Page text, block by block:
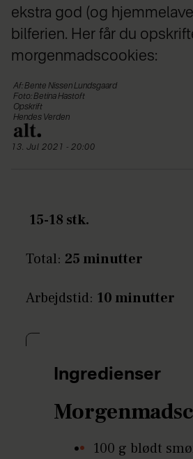
ekstra god (og
bilferien. Her får du
morgenmadscookies:
Af: Bente Nissen Lundsgaard
Foto: Betina Hastoft
Opskrift
Hendes Verden
13. Jul 2021 - 20:00
15-18 stk.
Total: 25 minutter
Arbejdstid: 10 minutter
Ingredienser
100 g blødt